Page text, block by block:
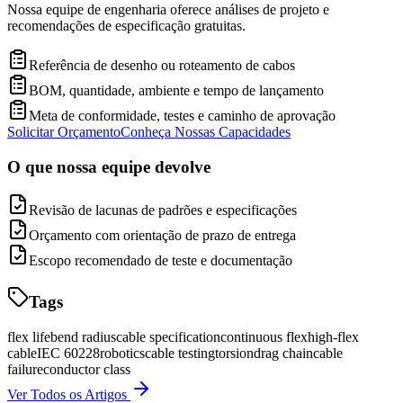
Nossa equipe de engenharia oferece análises de projeto e
recomendações de especificação gratuitas.
Referência de desenho ou roteamento de cabos
BOM, quantidade, ambiente e tempo de lançamento
Meta de conformidade, testes e caminho de aprovação
Solicitar OrçamentoConheça Nossas Capacidades
O que nossa equipe devolve
Revisão de lacunas de padrões e especificações
Orçamento com orientação de prazo de entrega
Escopo recomendado de teste e documentação
Tags
flex lifebend radiuscable specificationcontinuous flexhigh-flex
cableIEC 60228roboticscable testingtorsiondrag chaincable
failureconductor class
Ver Todos os Artigos